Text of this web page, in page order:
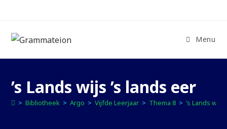
inhoud
Menu
’s Lands wijs ’s lands eer
> Bibliotheek > Argo > Vijfde Leerjaar > Thema 8 > ’s Lands wijs